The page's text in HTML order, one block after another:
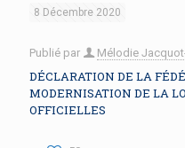
8 Décembre 2020
Publié par Mélodie
DÉCLARATION DE LA
MODERNISATION DE LA
OFFICIELLES